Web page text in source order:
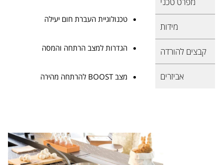
מידות
קבצים להורדה
אביזרים
טכנולוגיית העברת חום יעילה
הגדרות למצב הרתחה והמסה
מצב BOOST להרתחה מהירה